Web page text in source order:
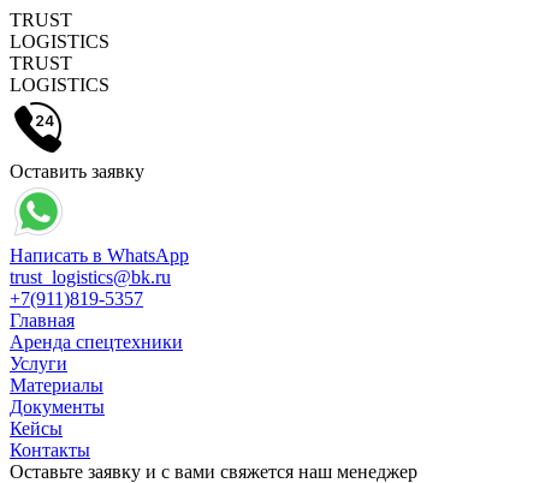
TRUST
LOGISTICS
TRUST
LOGISTICS
Оставить заявку
Написать в WhatsApp
trust_logistics@bk.ru
+7(911)819-5357
Главная
Аренда спецтехники
Услуги
Материалы
Документы
Кейсы
Контакты
Оставьте заявку и с вами свяжется наш менеджер